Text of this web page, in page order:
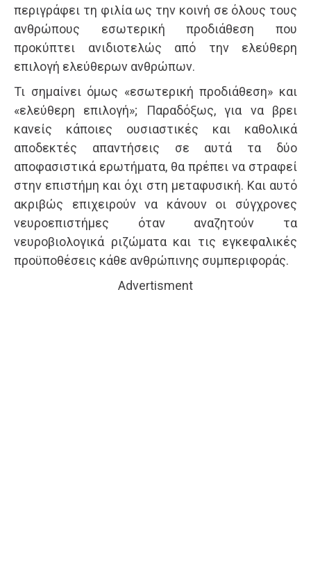
περιγράφει τη φιλία ως την κοινή σε όλους τους
ανθρώπους εσωτερική προδιάθεση που
προκύπτει ανιδιοτελώς από την ελεύθερη
επιλογή ελεύθερων ανθρώπων.
Τι σημαίνει όμως «εσωτερική προδιάθεση» και
«ελεύθερη επιλογή»; Παραδόξως, για να βρει
κανείς κάποιες ουσιαστικές και καθολικά
αποδεκτές απαντήσεις σε αυτά τα δύο
αποφασιστικά ερωτήματα, θα πρέπει να στραφεί
στην επιστήμη και όχι στη μεταφυσική. Και αυτό
ακριβώς επιχειρούν να κάνουν οι σύγχρονες
νευροεπιστήμες όταν αναζητούν τα
νευροβιολογικά ριζώματα και τις εγκεφαλικές
προϋποθέσεις κάθε ανθρώπινης συμπεριφοράς.
Advertisment